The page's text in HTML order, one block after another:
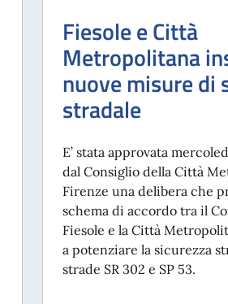
Fiesole e Città
Metropolitana
nuove misure di
stradale
E’ stata approvata
dal Consiglio della Città
Firenze una delibera che
schema di accordo tra il
Fiesole e la Città
a potenziare la sicurezza
strade SR 302 e SP 53.